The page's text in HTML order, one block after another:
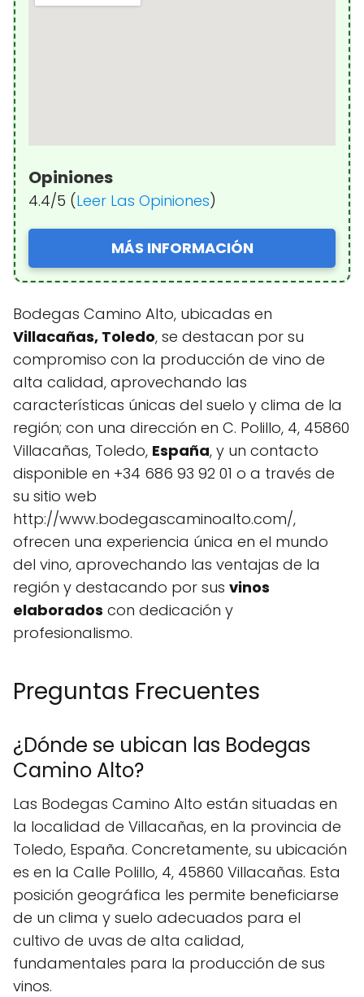
Opiniones
4.4/5 (Leer Las Opiniones)
MÁS INFORMACIÓN
Bodegas Camino Alto, ubicadas en
Villacañas, Toledo, se destacan por su
compromiso con la producción de vino de
alta calidad, aprovechando las
características únicas del suelo y clima de la
región; con una dirección en C. Polillo, 4, 45860
Villacañas, Toledo, España, y un contacto
disponible en +34 686 93 92 01 o a través de
su sitio web
http://www.bodegascaminoalto.com/,
ofrecen una experiencia única en el mundo
del vino, aprovechando las ventajas de la
región y destacando por sus vinos
elaborados con dedicación y
profesionalismo.
Preguntas Frecuentes
¿Dónde se ubican las Bodegas
Camino Alto?
Las Bodegas Camino Alto están situadas en
la localidad de Villacañas, en la provincia de
Toledo, España. Concretamente, su ubicación
es en la Calle Polillo, 4, 45860 Villacañas. Esta
posición geográfica les permite beneficiarse
de un clima y suelo adecuados para el
cultivo de uvas de alta calidad,
fundamentales para la producción de sus
vinos.